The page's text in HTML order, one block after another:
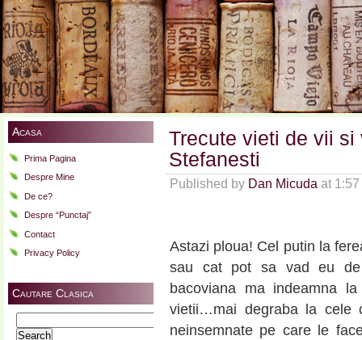
Acasa
Prima Pagina
Despre Mine
De ce?
Despre “Punctaj”
Contact
Privacy Policy
Cautare Clasica
for:
Trecute vieti de vii si
Stefanesti
Published by Dan Micuda at
Astazi ploua! Cel putin la
sau cat pot sa vad eu de
bacoviana ma indeamna
vietii…mai degraba la cele
neinsemnate pe care le